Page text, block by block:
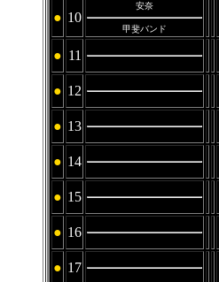
● 10
安奈
甲斐バンド
● 11
● 12
● 13
● 14
● 15
● 16
● 17